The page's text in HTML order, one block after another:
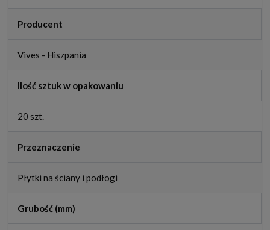
Producent
Vives - Hiszpania
Ilość sztuk w opakowaniu
20 szt.
Przeznaczenie
Płytki na ściany i podłogi
Grubość (mm)